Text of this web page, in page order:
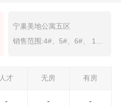
宁巢美地公寓五区
人才 无房 有房
- - -